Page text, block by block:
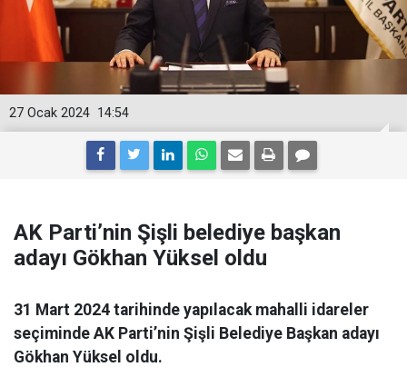
14:54
27 Ocak 2024
AK Parti’nin Şişli belediye başkan
adayı Gökhan Yüksel oldu
31 Mart 2024 tarihinde yapılacak mahalli idareler
seçiminde AK Parti’nin Şişli Belediye Başkan adayı
Gökhan Yüksel oldu.